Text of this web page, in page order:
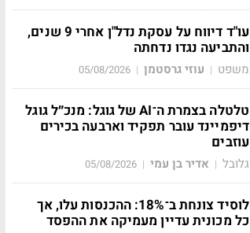
עו"ד דיווח על עסקת נדל"ן אחרי 9 שנים,
והתביעה נגדו נדחתה
משפט | עוזי גרסטמן |
05/08/2026
טלטלה בצמרת ה־AI של גוגל: מנכ״ל גוגל
דיפמיינד עובר תפקיד וארבעה בכירים
עוזבים
גלובל | אדיר בן עמי |
05/08/2026
לוסיד צונחת ב־18%: ההכנסות עלו, אך
כל מכונית עדיין מעמיקה את ההפסד